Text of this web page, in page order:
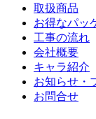
取扱商品
お得なパッ
工事の流れ
会社概要
キャラ紹介
お知らせ・
お問合せ